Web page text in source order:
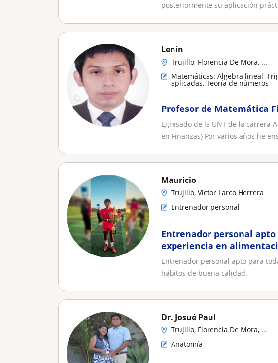
posteriormente su aplicación
Lenin
Trujillo, Florencia De Mora, ...
Matemáticas: Álgebra lineal,
aplicadas, Teoría de números
Profesor de Matemática
Egresado de la UNT de la carrera
en Finanzas) Por varios años he
Mauricio
Trujillo, Victor Larco Herrera
Entrenador personal
Entrenador personal apto
experiencia en
buena calidad
Entrenador personal apto para
hábitos de buena calidad.
Dr. Josué Paul
Trujillo, Florencia De Mora, ...
Anatomía